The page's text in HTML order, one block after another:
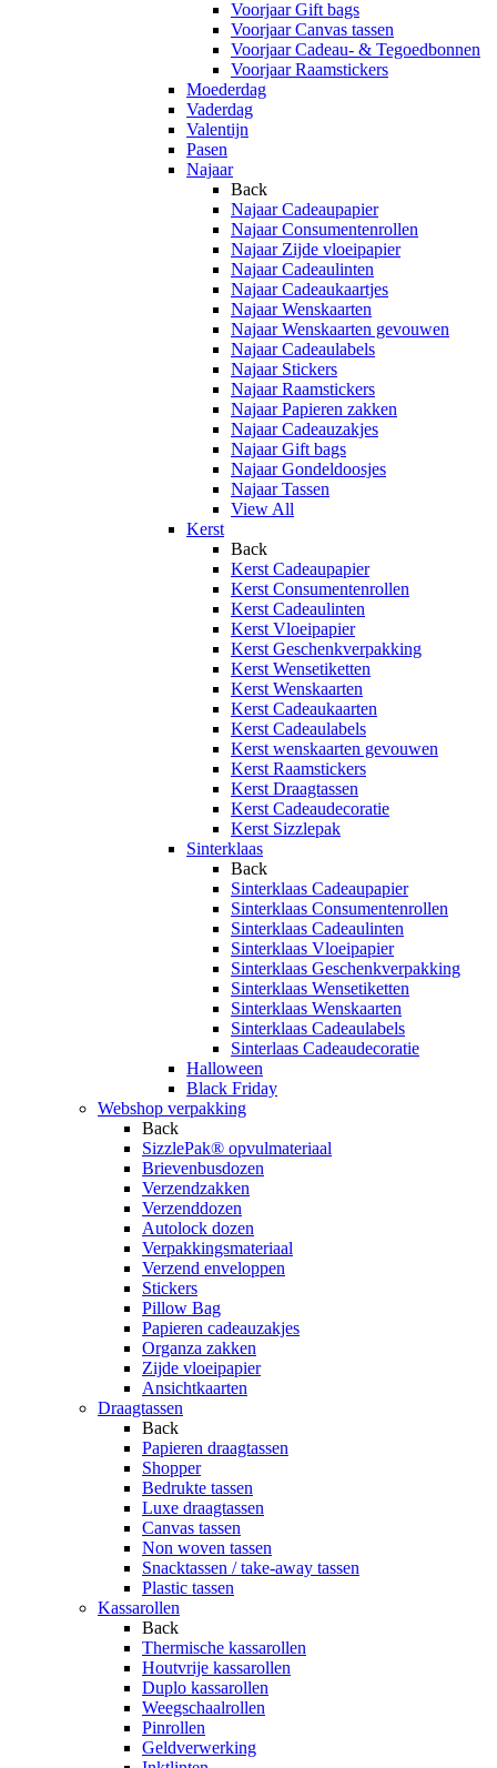
Voorjaar Gift bags
Voorjaar Canvas tassen
Voorjaar Cadeau- & Tegoedbonnen
Voorjaar Raamstickers
Moederdag
Vaderdag
Valentijn
Pasen
Najaar
Back
Najaar Cadeaupapier
Najaar Consumentenrollen
Najaar Zijde vloeipapier
Najaar Cadeaulinten
Najaar Cadeaukaartjes
Najaar Wenskaarten
Najaar Wenskaarten gevouwen
Najaar Cadeaulabels
Najaar Stickers
Najaar Raamstickers
Najaar Papieren zakken
Najaar Cadeauzakjes
Najaar Gift bags
Najaar Gondeldoosjes
Najaar Tassen
View All
Kerst
Back
Kerst Cadeaupapier
Kerst Consumentenrollen
Kerst Cadeaulinten
Kerst Vloeipapier
Kerst Geschenkverpakking
Kerst Wensetiketten
Kerst Wenskaarten
Kerst Cadeaukaarten
Kerst Cadeaulabels
Kerst wenskaarten gevouwen
Kerst Raamstickers
Kerst Draagtassen
Kerst Cadeaudecoratie
Kerst Sizzlepak
Sinterklaas
Back
Sinterklaas Cadeaupapier
Sinterklaas Consumentenrollen
Sinterklaas Cadeaulinten
Sinterklaas Vloeipapier
Sinterklaas Geschenkverpakking
Sinterklaas Wensetiketten
Sinterklaas Wenskaarten
Sinterklaas Cadeaulabels
Sinterlaas Cadeaudecoratie
Halloween
Black Friday
Webshop verpakking
Back
SizzlePak® opvulmateriaal
Brievenbusdozen
Verzendzakken
Verzenddozen
Autolock dozen
Verpakkingsmateriaal
Verzend enveloppen
Stickers
Pillow Bag
Papieren cadeauzakjes
Organza zakken
Zijde vloeipapier
Ansichtkaarten
Draagtassen
Back
Papieren draagtassen
Shopper
Bedrukte tassen
Luxe draagtassen
Canvas tassen
Non woven tassen
Snacktassen / take-away tassen
Plastic tassen
Kassarollen
Back
Thermische kassarollen
Houtvrije kassarollen
Duplo kassarollen
Weegschaalrollen
Pinrollen
Geldverwerking